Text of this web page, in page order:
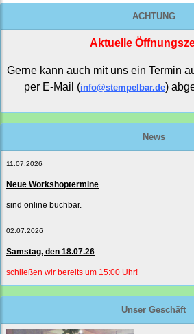
ACHTUNG
Aktuelle
Gerne kann auch mit uns ein Termin
per E-Mail (info@stempelbar.de)
News
11.07.2026
Neue Workshoptermine
sind online buchbar.
02.07.2026
Samstag, den 18.07.26
schließen wir bereits um 15:00 Uhr!
Unser Geschäft